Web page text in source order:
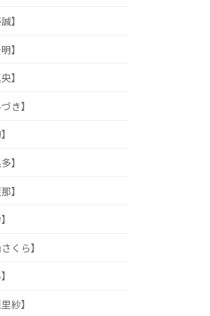
】
】
】
き】
】
】
くら】
紗】